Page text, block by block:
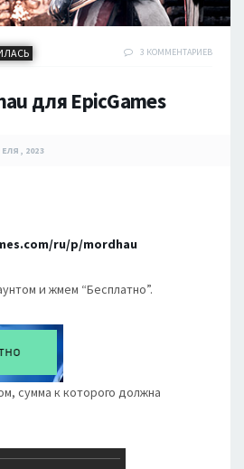
3 КОММЕНТАРИЕВ
для EpicGames
2023
ru/p/mordhau
и жмем “Бесплатно”.
сумма к которого должна